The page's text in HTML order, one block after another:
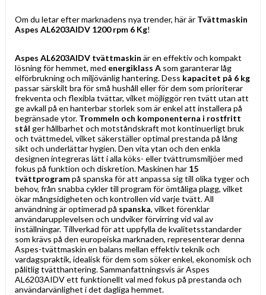
Om du letar efter marknadens nya trender, här är Tvättmaskin
Aspes AL6203AIDV 1200 rpm 6 Kg!
Aspes AL6203AIDV tvättmaskin är en effektiv och kompakt
lösning för hemmet, med energiklass A som garanterar låg
elförbrukning och miljövänlig hantering. Dess kapacitet på 6 kg
passar särskilt bra för små hushåll eller för dem som prioriterar
frekventa och flexibla tvättar, vilket möjliggör ren tvätt utan att
ge avkall på en hanterbar storlek som är enkel att installera på
begränsade ytor. Trommeln och komponenterna i rostfritt
stål ger hållbarhet och motståndskraft mot kontinuerligt bruk
och tvättmedel, vilket säkerställer optimal prestanda på lång
sikt och underlättar hygien. Den vita ytan och den enkla
designen integreras lätt i alla köks- eller tvättrumsmiljöer med
fokus på funktion och diskretion. Maskinen har 15
tvättprogrampå spanska för att anpassa sig till olika tyger och
behov, från snabba cykler till program för ömtåliga plagg, vilket
ökar mångsidigheten och kontrollen vid varje tvätt. All
användning är optimerad på spanska, vilket förenklar
användarupplevelsen och undviker förvirring vid val av
inställningar. Tillverkad för att uppfylla de kvalitetsstandarder
som krävs på den europeiska marknaden, representerar denna
Aspes-tvättmaskin en balans mellan effektiv teknik och
vardagspraktik, idealisk för dem som söker enkel, ekonomisk och
pålitlig tvätthantering. Sammanfattningsvis är Aspes
AL6203AIDV ett funktionellt val med fokus på prestanda och
användarvänlighet i det dagliga hemmet.